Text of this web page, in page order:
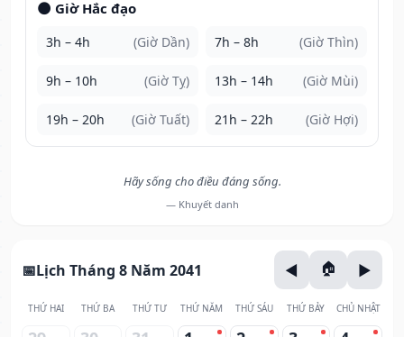
🌑 Giờ Hắc đạo
3h – 4h (Giờ Dần) 7h – 8h (Giờ Thìn)
9h – 10h (Giờ Tỵ) 13h – 14h (Giờ Mùi)
19h – 20h (Giờ Tuất) 21h – 22h (Giờ Hợi)
Hãy sống cho điều đáng sống.
— Khuyết danh
Lịch Tháng 8 Năm 2041
THỨ HAI THỨ BA THỨ TƯ THỨ NĂM THỨ SÁU THỨ BẢY CHỦ NHẬT